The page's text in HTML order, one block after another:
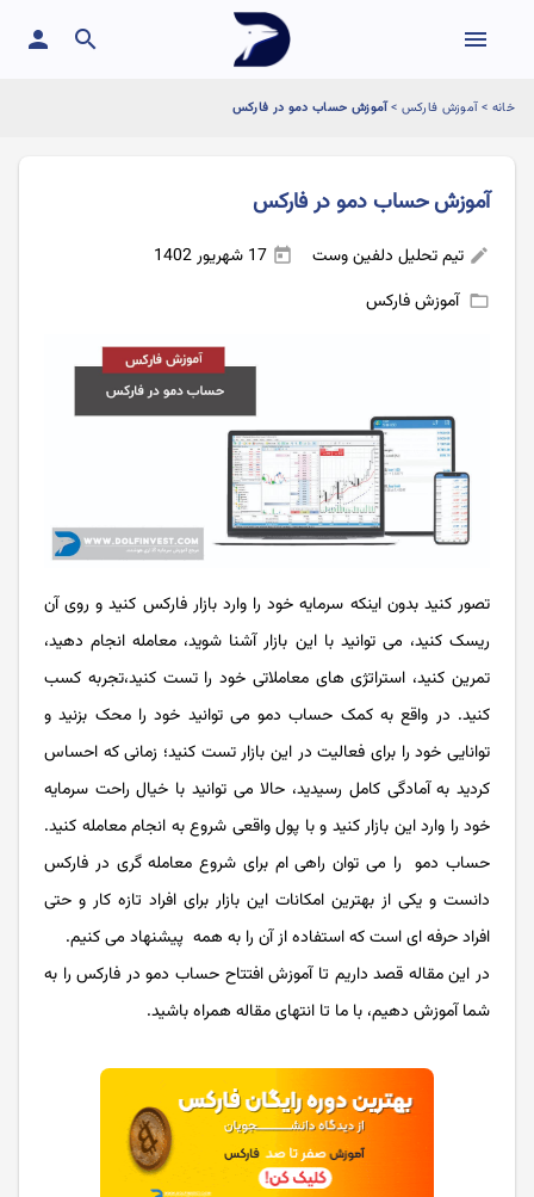
menu
search
person
خانه >آموزش فارکس >آموزش حساب دمو در فارکس
آموزش حساب دمو در فارکس
edit تیم تحلیل دلفین وست today
folder_open آموزش فارکس
تصور کنید بدون اینکه سرمایه خود را وارد بازار فارکس کنید و روی آن
ریسک کنید، می توانید با این بازار آشنا شوید، معامله انجام دهید،
تمرین کنید، استراتژی های معاملاتی خود را تست کنید،تجربه کسب
کنید. در واقع به کمک حساب دمو می توانید خود را محک بزنید و
توانایی خود را برای فعالیت در این بازار تست کنید؛ زمانی که احساس
کردید به آمادگی کامل رسیدید، حالا می توانید با خیال راحت سرمایه
خود را وارد این بازار کنید و با پول واقعی شروع به انجام معامله کنید.
حساب دمو را می توان راهی ام برای شروع معامله گری در فارکس
دانست و یکی از بهترین امکانات این بازار برای افراد تازه کار و حتی
افراد حرفه ای است که استفاده از آن را به همه پیشنهاد می کنیم.
در این مقاله قصد داریم تا آموزش افتتاح حساب دمو در فارکس را به
شما آموزش دهیم، با ما تا انتهای مقاله همراه باشید.